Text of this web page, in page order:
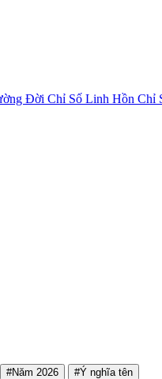
Đời Chỉ Số Linh Hồn Chỉ
#Năm 2026 #Ý nghĩa tên